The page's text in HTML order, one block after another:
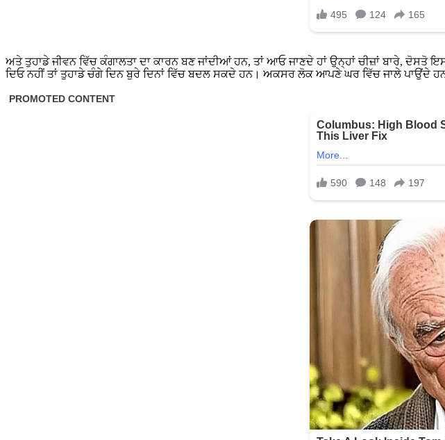
ਅਤੇ ਤੁਹਾਡੇ ਜੀਵਨ ਵਿੱਚ ਕੰਗਾਲਤਾ ਦਾ ਕਾਰਨ ਬਣ ਜਾਂਦੀਆਂ ਹਨ, ਤਾਂ ਆਓ ਜਾਣਦੇ ਹਾਂ ਉਨ੍ਹਾਂ ਚੀਜ਼ਾਂ ਬਾਰੇ,
ਦਿਓ ਨਹੀਂ ਤਾਂ ਤੁਹਾਡੇ ਚੰਗੇ ਦਿਨ ਬੁਰੇ ਦਿਨਾਂ ਵਿੱਚ ਬਦਲ ਸਕਦੇ ਹਨ। ਅਕਸਰ ਲੋਕ ਆਪਣੇ ਘਰ ਵਿੱਚ ਜਾਲੇ ਪਾਉਂਦੇ